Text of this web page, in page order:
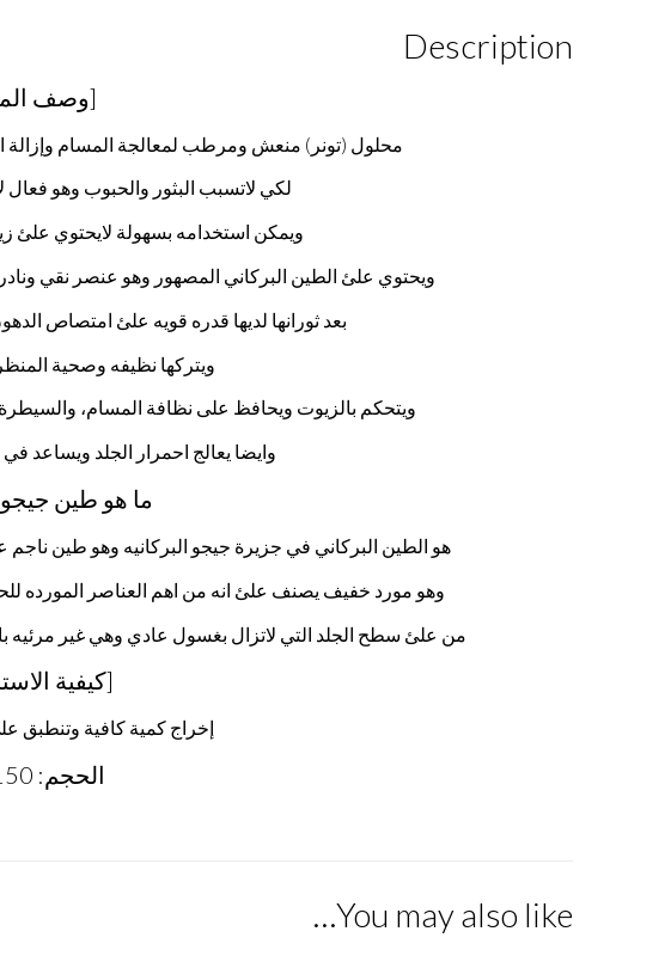
Description
[وصف
محلول (تونر) منعش ومرطب لمعالجة المسام وإزالة
لكي لاتسبب البثور والحبوب وهو فعال
ويمكن استخدامه بسهولة لايحتوي علئ
ويحتوي علئ الطين البركاني المصهور وهو عنصر نقي
بعد ثورانها لديها قدره قويه علئ امتصاص
ويتركها نظيفه وصحية
ويتحكم بالزيوت ويحافظ على نظافة المسام،
وايضا يعالج احمرار الجلد ويساعد
ما هو طين جيجو
هو الطين البركاني في جزيرة جيجو البركانيه وهو طين ناجم
وهو مورد خفيف يصنف علئ انه من اهم العناصر المورده
من علئ سطح الجلد التي لاتزال بغسول عادي وهي غير مرئيه
[كيفية
إخراج كمية كافية وتنطبق
الحجم: 150 مل
You may also like…